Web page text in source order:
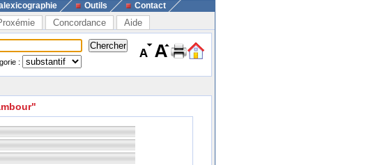
Outils Contact
Concordance Aide
: